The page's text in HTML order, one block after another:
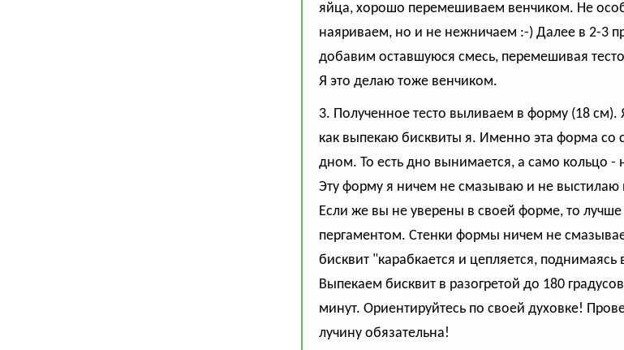
яйца, хорошо перемешиваем венчиком. Не
наяриваем, но и не нежничаем :-) Далее в 2-3
добавим оставшуюся смесь, перемешивая
Я это делаю тоже венчиком.
3. Полученное тесто выливаем в форму (18 см).
как выпекаю бисквиты я. Именно эта форма со
дном. То есть дно вынимается, а само кольцо -
Эту форму я ничем не смазываю и не выстилаю
Если же вы не уверены в своей форме, то лучше
пергаментом. Стенки формы ничем не
бисквит "карабкается и цепляется, поднимаясь
Выпекаем бисквит в разогретой до 180
минут. Ориентируйтесь по своей духовке!
лучину обязательна!